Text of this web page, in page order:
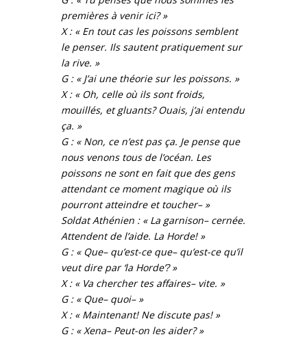
premières à venir ici? »
X : « En tout cas les poissons semblent
le penser. Ils sautent pratiquement sur
la rive. »
G : « J’ai une théorie sur les poissons. »
X : « Oh, celle où ils sont froids,
mouillés, et gluants? Ouais, j’ai entendu
ça. »
G : « Non, ce n’est pas ça. Je pense que
nous venons tous de l’océan. Les
poissons ne sont en fait que des gens
attendant ce moment magique où ils
pourront atteindre et toucher– »
Soldat Athénien : « La garnison– cernée.
Attendent de l’aide. La Horde! »
G : « Que– qu’est-ce que– qu’est-ce qu’il
veut dire par ‘la Horde’? »
X : « Va chercher tes affaires– vite. »
G : « Que– quoi– »
X : « Maintenant! Ne discute pas! »
G : « Xena– Peut-on les aider? »